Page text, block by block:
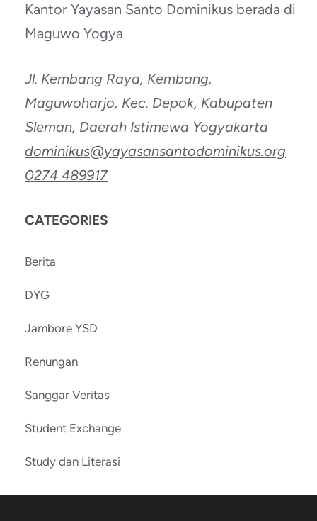
Kantor Yayasan Santo Dominikus berada di
Maguwo Yogya
Jl. Kembang Raya, Kembang,
Maguwoharjo, Kec. Depok, Kabupaten
Sleman, Daerah Istimewa Yogyakarta
dominikus@yayasansantodominikus.org
0274 489917
CATEGORIES
Berita
DYG
Jambore YSD
Renungan
Sanggar Veritas
Student Exchange
Study dan Literasi